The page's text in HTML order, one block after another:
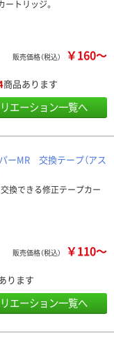
ートリッジ。
販売価格（税込） ￥160～
商品あります
エーション一覧へ
MR 交換テープ（アス
換できる修正テープカー
販売価格（税込） ￥110～
ります
エーション一覧へ